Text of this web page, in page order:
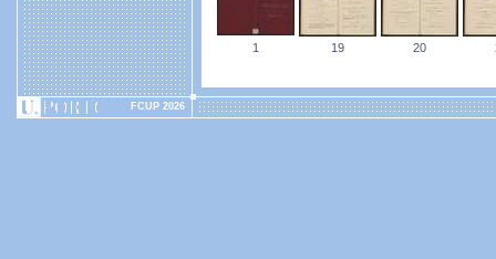
1 19 20
FCUP 2026